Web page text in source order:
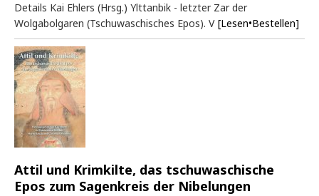
Details Kai Ehlers (Hrsg.) Ylttanbik - letzter Zar der
Wolgabolgaren (Tschuwaschisches Epos). V [Lesen•Bestellen]
Attil und Krimkilte, das tschuwaschische
Epos zum Sagenkreis der Nibelungen